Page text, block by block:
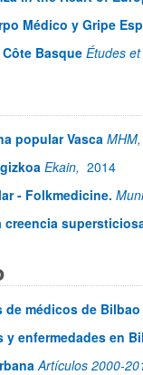
Médico y Gripe
Basque Études
popular Vasca MHM,
Ekain, 2014
- Folkmedicine.
creencia
de médicos de Bilbao
y enfermedades en
Artículos 2000-